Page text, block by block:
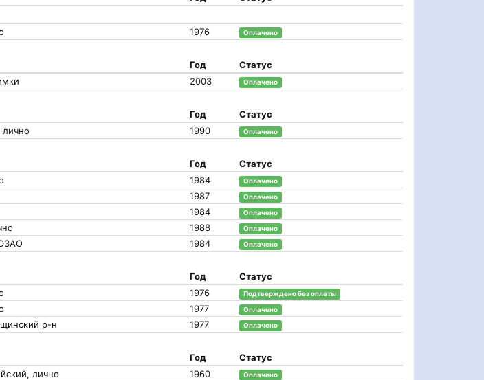
1976 Оплачено
Год
Статус
2003 Оплачено
Год
Статус
лично 1990 Оплачено
Год
Статус
1984 Оплачено
1987 Оплачено
1984 Оплачено
1988 Оплачено
1984 Оплачено
Год
Статус
1976 Подтверждено без оплаты
1977 Оплачено
р-н 1977 Оплачено
Год
Статус
лично 1960 Оплачено